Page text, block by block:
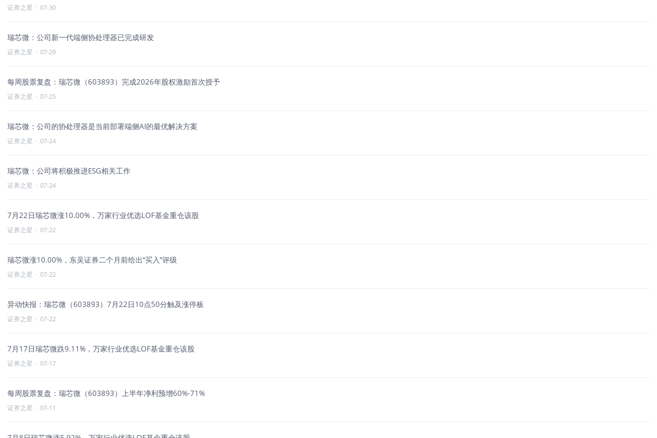
证券之星 · 07-30
瑞芯微：公司新一代端侧协处理器已完成研发
证券之星 · 07-29
每周股票复盘：瑞芯微（603893）完成2026年股权激励首次授予
证券之星 · 07-25
瑞芯微：公司的协处理器是当前部署端侧AI的最优解决方案
证券之星 · 07-24
瑞芯微：公司将积极推进ESG相关工作
证券之星 · 07-24
7月22日瑞芯微涨10.00%，万家行业优选LOF基金重仓该股
证券之星 · 07-22
瑞芯微涨10.00%，东吴证券二个月前给出“买入”评级
证券之星 · 07-22
异动快报：瑞芯微（603893）7月22日10点50分触及涨停板
证券之星 · 07-22
7月17日瑞芯微跌9.11%，万家行业优选LOF基金重仓该股
证券之星 · 07-17
每周股票复盘：瑞芯微（603893）上半年净利预增60%-71%
证券之星 · 07-11